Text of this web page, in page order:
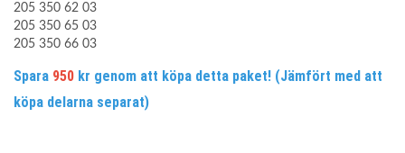
205 350 62 03
205 350 65 03
205 350 66 03
Spara 950 kr genom att köpa detta paket! (Jämfört med att
köpa delarna separat)